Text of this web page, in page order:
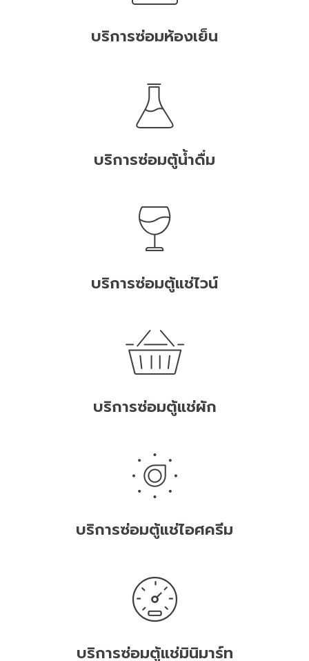
บริการซ่อมห้องเย็น
บริการซ่อมตู้น้ำดื่ม
บริการซ่อมตู้แช่ไวน์
บริการซ่อมตู้แช่ผัก
บริการซ่อมตู้แช่ไอศครีม
บริการซ่อมตู้แช่มินิมาร์ท